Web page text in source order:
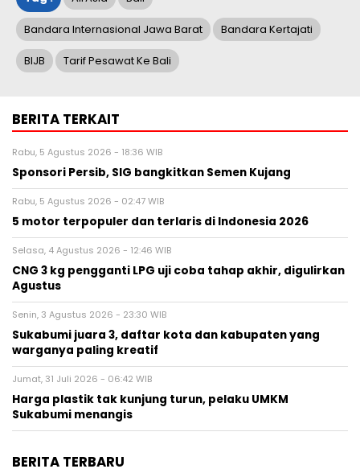
Bandara Internasional Jawa Barat Bandara Kertajati
BIJB Tarif Pesawat Ke Bali
BERITA TERKAIT
Rabu, 5 Agustus 2026 - 18:36 WIB
Sponsori Persib, SIG bangkitkan Semen Kujang
Rabu, 5 Agustus 2026 - 02:47 WIB
5 motor terpopuler dan terlaris di Indonesia 2026
Selasa, 4 Agustus 2026 - 12:46 WIB
CNG 3 kg pengganti LPG uji coba tahap akhir, digulirkan
Agustus
Senin, 3 Agustus 2026 - 23:30 WIB
Sukabumi juara 3, daftar kota dan kabupaten yang
warganya paling kreatif
Jumat, 31 Juli 2026 - 06:42 WIB
Harga plastik tak kunjung turun, pelaku UMKM
Sukabumi menangis
BERITA TERBARU